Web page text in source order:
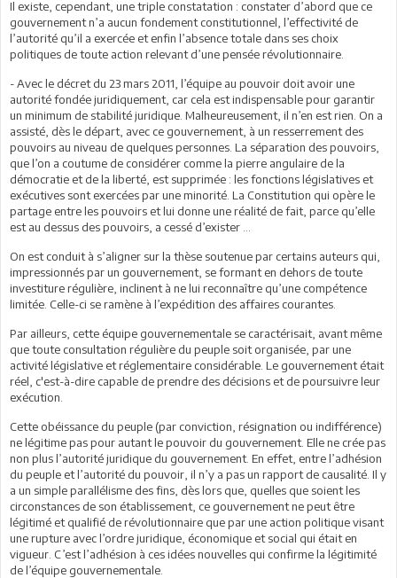
Il existe, cependant, une triple constatation : constater d’abord que ce
gouvernement n’a aucun fondement constitutionnel, l’effectivité de
l’autorité qu’il a exercée et enfin l’absence totale dans ses choix
politiques de toute action relevant d’une pensée révolutionnaire.
- Avec le décret du 23 mars 2011, l’équipe au pouvoir doit avoir une
autorité fondée juridiquement, car cela est indispensable pour garantir
un minimum de stabilité juridique. Malheureusement, il n’en est rien. On a
assisté, dès le départ, avec ce gouvernement, à un resserrement des
pouvoirs au niveau de quelques personnes. La séparation des pouvoirs,
que l’on a coutume de considérer comme la pierre angulaire de la
démocratie et de la liberté, est supprimée : les fonctions législatives et
exécutives sont exercées par une minorité. La Constitution qui opère le
partage entre les pouvoirs et lui donne une réalité de fait, parce qu’elle
est au dessus des pouvoirs, a cessé d’exister …
On est conduit à s’aligner sur la thèse soutenue par certains auteurs qui,
impressionnés par un gouvernement, se formant en dehors de toute
investiture régulière, inclinent à ne lui reconnaître qu’une compétence
limitée. Celle-ci se ramène à l’expédition des affaires courantes.
Par ailleurs, cette équipe gouvernementale se caractérisait, avant même
que toute consultation régulière du peuple soit organisée, par une
activité législative et réglementaire considérable. Le gouvernement était
réel, c'est-à-dire capable de prendre des décisions et de poursuivre leur
exécution.
Cette obéissance du peuple (par conviction, résignation ou indifférence)
ne légitime pas pour autant le pouvoir du gouvernement. Elle ne crée pas
non plus l’autorité juridique du gouvernement. En effet, entre l’adhésion
du peuple et l’autorité du pouvoir, il n’y a pas un rapport de causalité. Il y
a un simple parallélisme des fins, dès lors que, quelles que soient les
circonstances de son établissement, ce gouvernement ne peut être
légitimé et qualifié de révolutionnaire que par une action politique visant
une rupture avec l’ordre juridique, économique et social qui était en
vigueur. C’est l’adhésion à ces idées nouvelles qui confirme la légitimité
de l’équipe gouvernementale.